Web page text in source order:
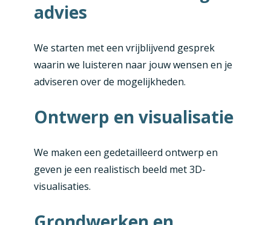
advies
We starten met een vrijblijvend gesprek
waarin we luisteren naar jouw wensen en je
adviseren over de mogelijkheden.
Ontwerp en visualisatie
We maken een gedetailleerd ontwerp en
geven je een realistisch beeld met 3D-
visualisaties.